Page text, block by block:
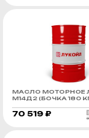
МАСЛО МОТОРНОЕ
М14Д2 (БОЧКА 180
70 519 ₽